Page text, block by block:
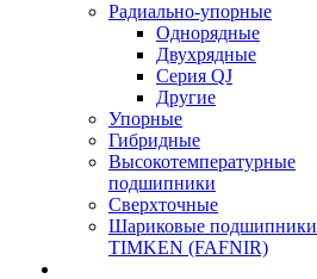
Радиально-упорные
Однорядные
Двухрядные
Серия QJ
Другие
Упорные
Гибридные
Высокотемпературные
подшипники
Сверхточные
Шариковые подшипники
TIMKEN (FAFNIR)